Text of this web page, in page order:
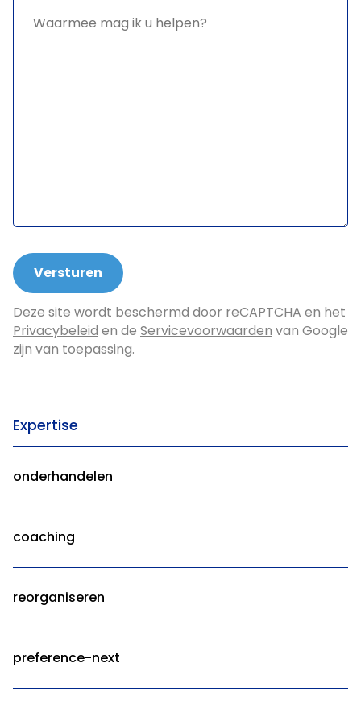
helpen?
Deze site wordt beschermd door reCAPTCHA en het
Privacybeleid en de Servicevoorwaarden van Google
zijn van toepassing.
Expertise
onderhandelen
coaching
reorganiseren
preference-next